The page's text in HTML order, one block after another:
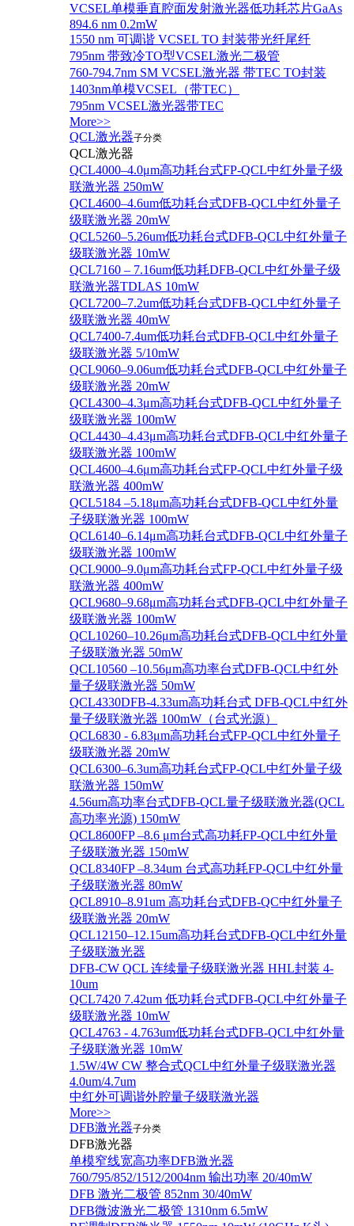
VCSEL单模垂直腔面发射激光器低功耗芯片GaAs
894.6 nm 0.2mW
1550 nm 可调谐 VCSEL TO 封装带光纤尾纤
795nm 带致冷TO型VCSEL激光二极管
760-794.7nm SM VCSEL激光器 带TEC TO封装
1403nm单模VCSEL（带TEC）
795nm VCSEL激光器带TEC
More>>
QCL激光器子分类
QCL激光器
QCL4000–4.0μm高功耗台式FP-QCL中红外量子级
联激光器 250mW
QCL4600–4.6um低功耗台式DFB-QCL中红外量子
级联激光器 20mW
QCL5260–5.26um低功耗台式DFB-QCL中红外量子
级联激光器 10mW
QCL7160 – 7.16um低功耗DFB-QCL中红外量子级
联激光器TDLAS 10mW
QCL7200–7.2um低功耗台式DFB-QCL中红外量子
级联激光器 40mW
QCL7400-7.4um低功耗台式DFB-QCL中红外量子
级联激光器 5/10mW
QCL9060–9.06um低功耗台式DFB-QCL中红外量子
级联激光器 20mW
QCL4300–4.3μm高功耗台式DFB-QCL中红外量子
级联激光器 100mW
QCL4430–4.43μm高功耗台式DFB-QCL中红外量子
级联激光器 100mW
QCL4600–4.6μm高功耗台式FP-QCL中红外量子级
联激光器 400mW
QCL5184 –5.18μm高功耗台式DFB-QCL中红外量
子级联激光器 100mW
QCL6140–6.14μm高功耗台式DFB-QCL中红外量子
级联激光器 100mW
QCL9000–9.0μm高功耗台式FP-QCL中红外量子级
联激光器 400mW
QCL9680–9.68μm高功耗台式DFB-QCL中红外量子
级联激光器 100mW
QCL10260–10.26μm高功耗台式DFB-QCL中红外量
子级联激光器 50mW
QCL10560 –10.56μm高功率台式DFB-QCL中红外
量子级联激光器 50mW
QCL4330DFB-4.33um高功耗台式 DFB-QCL中红外
量子级联激光器 100mW（台式光源）
QCL6830 - 6.83μm高功耗台式FP-QCL中红外量子
级联激光器 20mW
QCL6300–6.3um高功耗台式FP-QCL中红外量子级
联激光器 150mW
4.56um高功率台式DFB-QCL量子级联激光器(QCL
高功率光源) 150mW
QCL8600FP –8.6 μm台式高功耗FP-QCL中红外量
子级联激光器 150mW
QCL8340FP –8.34um 台式高功耗FP-QCL中红外量
子级联激光器 80mW
QCL8910–8.91um 高功耗台式DFB-QC中红外量子
级联激光器 20mW
QCL12150–12.15um高功耗台式DFB-QCL中红外量
子级联激光器
DFB-CW QCL 连续量子级联激光器 HHL封装 4-
10um
QCL7420 7.42um 低功耗台式DFB-QCL中红外量子
级联激光器 10mW
QCL4763 - 4.763um低功耗台式DFB-QCL中红外量
子级联激光器 10mW
1.5W/4W CW 整合式QCL中红外量子级联激光器
4.0um/4.7um
中红外可调谐外腔量子级联激光器
More>>
DFB激光器子分类
DFB激光器
单模窄线宽高功率DFB激光器
760/795/852/1512/2004nm 输出功率 20/40mW
DFB 激光二极管 852nm 30/40mW
DFB微波激光二极管 1310nm 6.5mW